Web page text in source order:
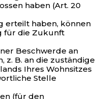
haben (Art. 20
erteilt haben, können
für die Zukunft
Beschwerde an
z. B. an die zuständige
Ihres Wohnsitzes
Stelle
(für den